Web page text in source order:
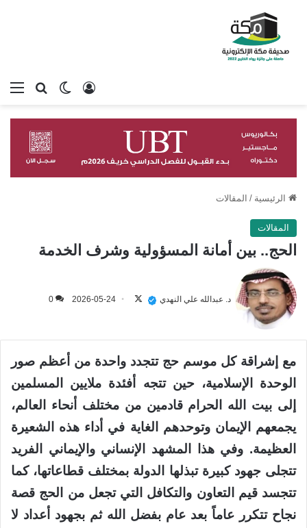
بحثالوضع
تسجيل الدخول
الرئيسية / المقالات
المقالات
الحج.. بين أمانة المسؤولية وشرف الخدمة
د. عبدالله علي النهدي
على
2026-05-24
0
مع إشراقة كل موسم حج تتجدد واحدة من أعظم صور
الوحدة الإسلامية، حين تتجه أفئدة ملايين المسلمين
إلى بيت الله الحرام قادمين من مختلف أنحاء العالم،
يجمعهم الإيمان وتوحدهم الغاية في أداء هذه الشعيرة
العظيمة. وفي هذا المشهد الإنساني والإيماني الفريد
تتجلى جهود كبيرة تبذلها الدولة بمختلف قطاعاتها، كما
تتجسد قيم التعاون والتكافل التي تجعل من الحج قصة
نجاح تتكرر عاماً بعد عام بفضل الله ثم بجهود أعداد لا